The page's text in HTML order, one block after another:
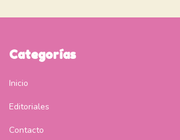
Categorías
Inicio
Editoriales
Contacto